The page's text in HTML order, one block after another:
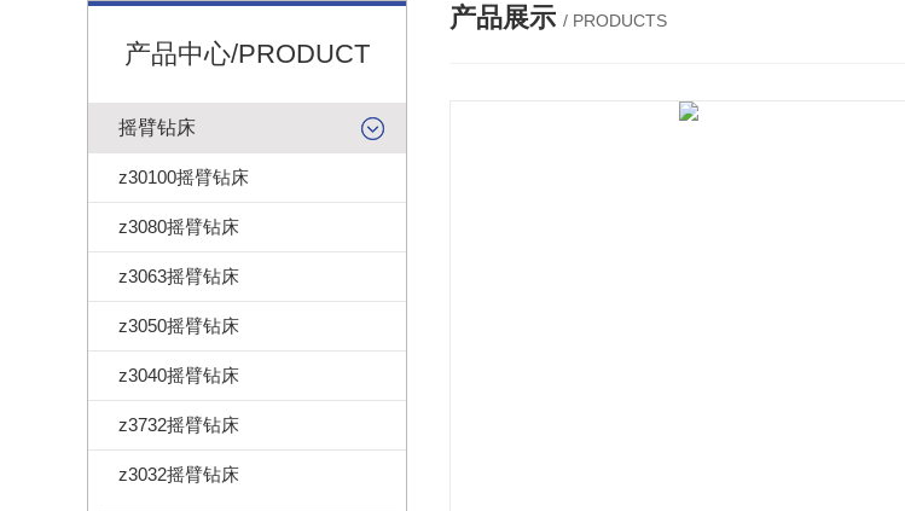
产品中心/PRODUCT
摇臂钻床
z30100摇臂钻床
z3080摇臂钻床
z3063摇臂钻床
z3050摇臂钻床
z3040摇臂钻床
z3732摇臂钻床
z3032摇臂钻床
产品展示 / PRODUCTS